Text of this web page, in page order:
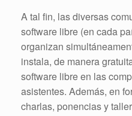
A tal fin, las diversas
software libre (en cada
organizan
instala, de manera
software libre en las
asistentes. Además, en
charlas, ponencias y